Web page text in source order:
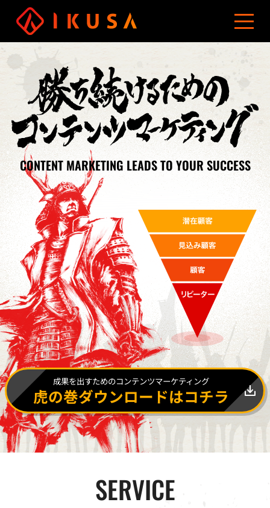
サービス
コンテンツマーケティング
オウンドメディア制作
導入事例
制作費用
ブログ
会社概要
資料ダウンロード
お問い合わせ
03-5960-0193
CONTENT MARKETING LEADS TO YOUR SUCCESS
成果を出すためのコンテンツマーケティング
虎の巻ダウンロードはコチラ
SERVICE